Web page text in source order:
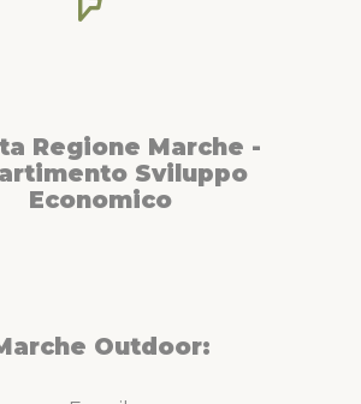
Regione Marche -
Sviluppo
Economico
Outdoor: